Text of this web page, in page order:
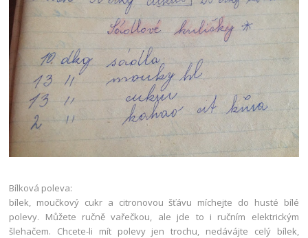
Bílková poleva:
bílek, moučkový cukr a citronovou šťávu míchejte do husté bílé
polevy. Můžete ručně vařečkou, ale jde to i ručním elektrickým
šlehačem. Chcete-li mít polevy jen trochu, nedávájte celý bílek,